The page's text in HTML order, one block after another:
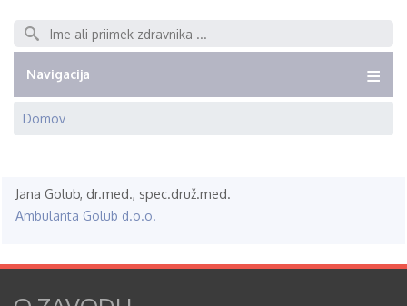
Išči
Navigacija
Breadcrumb
Domov
Jana Golub, dr.med., spec.druž.med.
Ambulanta Golub d.o.o.